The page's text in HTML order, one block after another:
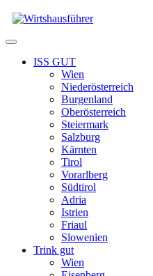
Zum
Inhalt
Menü
ISS GUT
Wien
Niederösterreich
Burgenland
Oberösterreich
Steiermark
Salzburg
Kärnten
Tirol
Vorarlberg
Südtirol
Adria
Istrien
Friaul
Slowenien
Trink gut
Wien